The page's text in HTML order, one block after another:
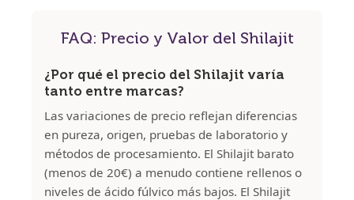
FAQ: Precio y Valor del Shilajit
¿Por qué el precio del Shilajit varía
tanto entre marcas?
Las variaciones de precio reflejan diferencias
en pureza, origen, pruebas de laboratorio y
métodos de procesamiento. El Shilajit barato
(menos de 20€) a menudo contiene rellenos o
niveles de ácido fúlvico más bajos. El Shilajit